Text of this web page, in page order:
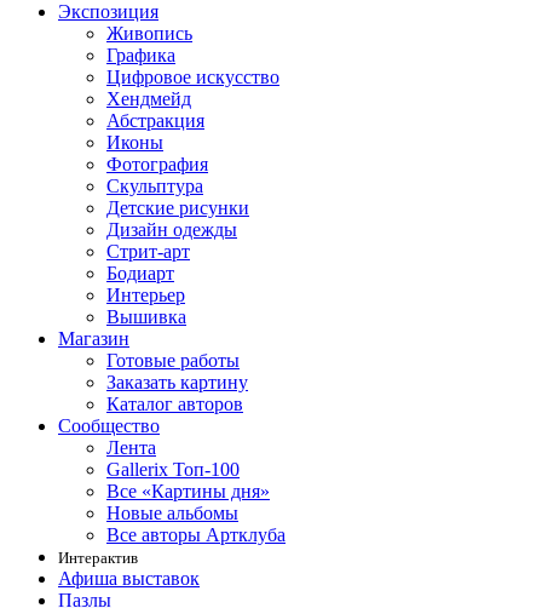
Экспозиция
Живопись
Графика
Цифровое искусство
Хендмейд
Абстракция
Иконы
Фотография
Скульптура
Детские рисунки
Дизайн одежды
Стрит-арт
Бодиарт
Интерьер
Вышивка
Магазин
Готовые работы
Заказать картину
Каталог авторов
Сообщество
Лента
Gallerix Топ-100
Все «Картины дня»
Новые альбомы
Все авторы Артклуба
Интерактив
Афиша выставок
Пазлы